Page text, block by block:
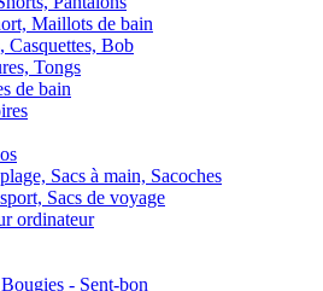
Maillots de bain
Casquettes, Bob
Tongs
de bain
Sacs à main, Sacoches
Sacs de voyage
ordinateur
- Sent-bon